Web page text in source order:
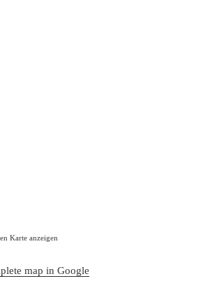
Karte anzeigen
map in Google